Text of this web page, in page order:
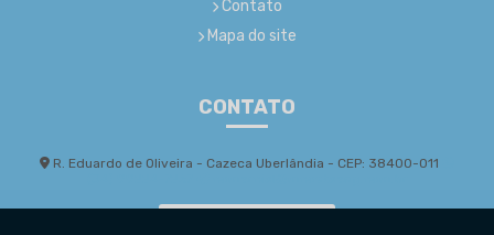
Contato
Mapa do site
CONTATO
R. Eduardo de Oliveira - Cazeca Uberlândia - CEP: 38400-011